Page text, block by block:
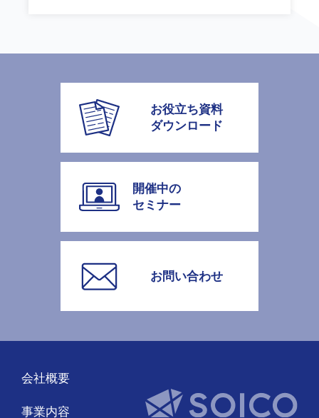
お役立ち資料
ダウンロード
開催中の
セミナー
お問い合わせ
会社概要
事業内容